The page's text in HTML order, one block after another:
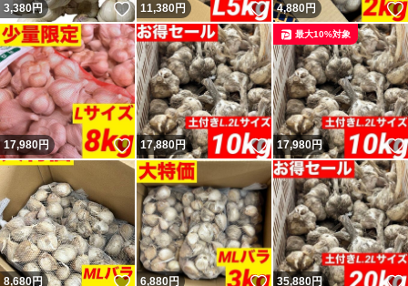
3,380円 いいね！
11,380円 いいね！
4,880円
17,980円 いいね！
17,880円 いいね！
17,980円
最大10%対象
8,680円 いいね！
6,880円 いいね！
35,880円